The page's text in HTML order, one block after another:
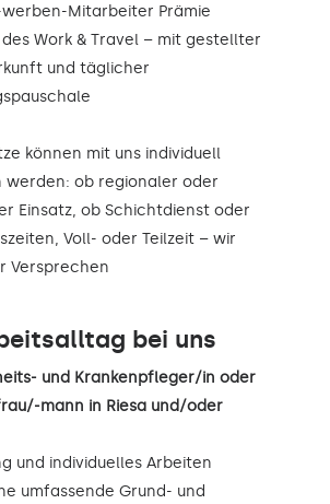
Mitarbeiter Prämie
Work & Travel – mit gestellter
und täglicher
können mit uns individuell
werden: ob regionaler oder
Einsatz, ob Schichtdienst oder
Voll- oder Teilzeit – wir
Versprechen
bei uns
und Krankenpfleger/in oder
mann in Riesa und/oder
und individuelles Arbeiten
umfassende Grund- und